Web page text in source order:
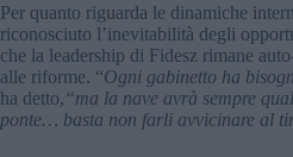
Per quanto riguarda le dinamiche
riconosciuto l’inevitabilità degli
che la leadership di Fidesz rimane
alle riforme. “Ogni gabinetto ha
ha detto,“ma la nave avrà sempre
ponte… basta non farli avvicinare al